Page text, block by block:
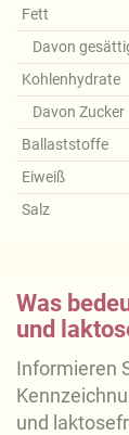
Fett
Davon
Kohlenhydrate
Davon Zucker
Ballaststoffe
Eiweiß
Salz
Was
und
Informieren
und